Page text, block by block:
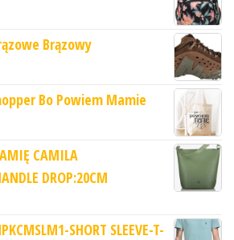
Brązowy
Bo Powiem Mamie
CAMILA
DROP:20CM
SHORT SLEEVE-T-